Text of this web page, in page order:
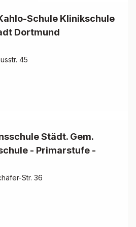
Schule Klinikschule
Dortmund
45
Städt. Gem.
- Primarstufe -
Str. 36